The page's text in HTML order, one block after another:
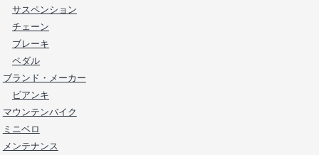
サスペンション
チェーン
ブレーキ
ペダル
ブランド・メーカー
ビアンキ
マウンテンバイク
ミニベロ
メンテナンス